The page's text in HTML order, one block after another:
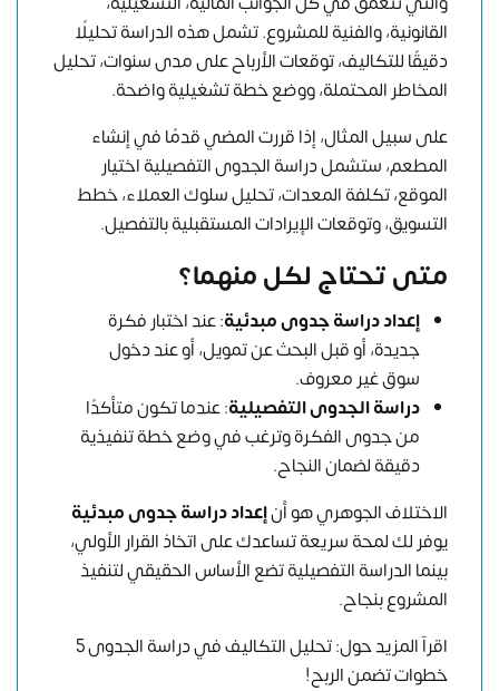
القانونية، والفنية للمشروع. تشمل هذه الدراسة تحليلًا
دقيقًا للتكاليف، توقعات الأرباح على مدى سنوات، تحليل
المخاطر المحتملة، ووضع خطة تشغيلية واضحة.
على سبيل المثال، إذا قررت المضي قدمًا في إنشاء
المطعم، ستشمل دراسة الجدوى التفصيلية اختيار
الموقع، تكلفة المعدات، تحليل سلوك العملاء، خطط
التسويق، وتوقعات الإيرادات المستقبلية بالتفصيل.
متى تحتاج لكل منهما؟
إعداد دراسة جدوى مبدئية: عند اختبار فكرة
جديدة، أو قبل البحث عن تمويل، أو عند دخول
سوق غير معروف.
دراسة الجدوى التفصيلية: عندما تكون متأكدًا
من جدوى الفكرة وترغب في وضع خطة تنفيذية
دقيقة لضمان النجاح.
الاختلاف الجوهري هو أنإعداد دراسة جدوى مبدئية
يوفر لك لمحة سريعة تساعدك على اتخاذ القرار الأولي،
بينما الدراسة التفصيلية تضع الأساس الحقيقي لتنفيذ
المشروع بنجاح.
اقرآ المزيد حول:
تحليل التكاليف في دراسة الجدوى 5
خطوات تضمن الربح!